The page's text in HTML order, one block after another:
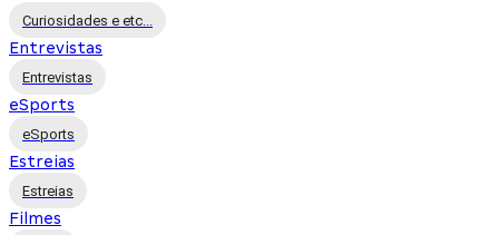
Curiosidades e etc...
Entrevistas
Entrevistas
eSports
eSports
Estreias
Estreias
Filmes